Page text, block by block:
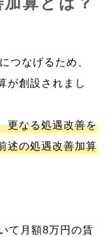
つなげるため、
が創設されまし
更なる処遇改善を
述の処遇改善加算
て月額8万円の賃